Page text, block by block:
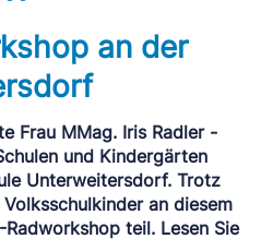
an der
Frau MMag. Iris Radler -
und Kindergärten
Unterweitersdorf. Trotz
an diesem
teil. Lesen Sie